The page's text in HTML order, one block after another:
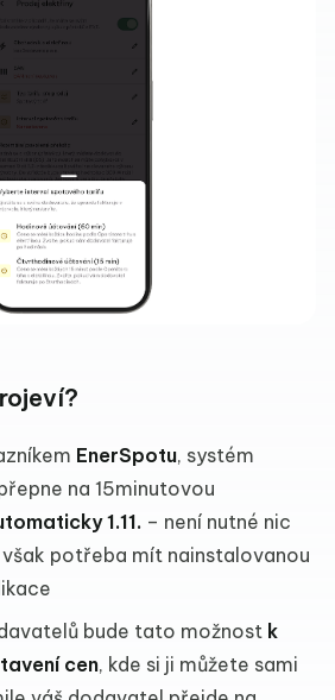
EnerSpotu, systém
na 15minutovou
1.11. – není nutné nic
potřeba mít nainstalovanou
bude tato možnost k
cen, kde si ji můžete sami